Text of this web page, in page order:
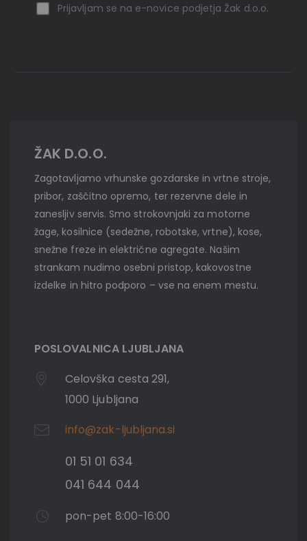
Prijavljam se na e-novice podjetja Žak d.o.o.
ŽAK D.O.O.
Zagotavljamo vrhunske gozdarske in vrtne stroje,
pribor, zaščitno opremo, ter rezervne dele in
zanesljiv servis. Smo strokovnjaki za motorne
žage, kosilnice (sedežne, robotske, vrtne), kose,
snežne freze in električne agregate. Našim
strankam nudimo osebni pristop, kakovostne
izdelke in hitro podporo – vse na enem mestu.
POSLOVALNICA LJUBLJANA
Celovška cesta 291,
1000 Ljubljana
info@zak-ljubljana.si
01 51 01 634
041 644 044
pon-pet 8:00-16:00